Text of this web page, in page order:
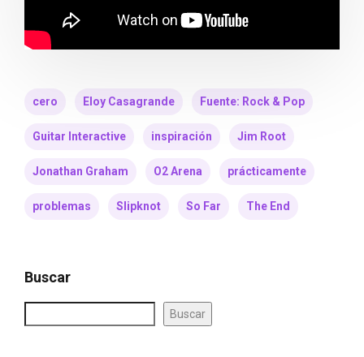
cero Eloy Casagrande Fuente: Rock & Pop
Guitar Interactive inspiración Jim Root
Jonathan Graham O2 Arena prácticamente
problemas Slipknot So Far The End
Buscar
Buscar